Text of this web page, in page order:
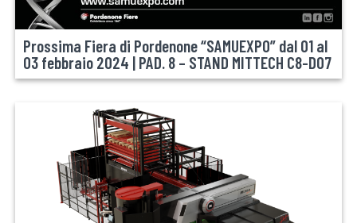
Prossima Fiera di Pordenone “SAMUEXPO” dal 01 al
03 febbraio 2024 | PAD. 8 – STAND MITTECH C8-D07